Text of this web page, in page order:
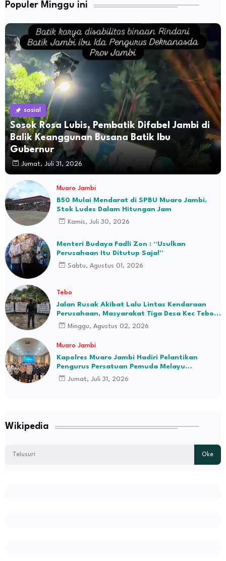
Populer Minggu ini
sosial
Sosok Rosa Lubis, Pembatik Difabel Jambi di
Balik Keanggunan Busana Batik Ibu
Gubernur
Jumat, Juli 31, 2026
Muaro Jambi
B50 Mulai Mendarat di SPBU Muaro Jambi,
Stok Ludes Dalam Hitungan Jam
Kamis, Juli 30, 2026
Menteri Budaya Fadli Zon : “Usulkan
Perusahaan Itu Ditutup Saja!”
Sabtu, Agustus 01, 2026
Tebo
Jalan Rusak Akibat Lalu Lintas Kendaraan
Perusahaan, Masyarakat Tiga Desa Kec Tebo
Ilir Bakal Blokade Jalan
Minggu, Agustus 02, 2026
Muaro Jambi
Kapolres Muaro Jambi Hadiri Pelantikan
Pengurus Persatuan Pemuda Melayu
Kabupaten Muaro Jambi Periode 2026–2031
Jumat, Juli 31, 2026
Wikipedia